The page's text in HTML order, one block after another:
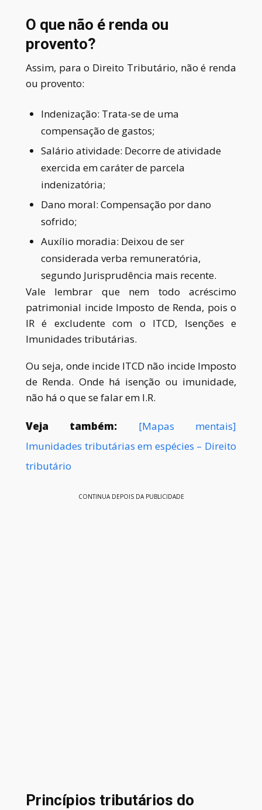
O que não é renda ou
provento?
Assim, para o Direito Tributário, não é renda
ou provento:
Indenização: Trata-se de uma
compensação de gastos;
Salário atividade: Decorre de atividade
exercida em caráter de parcela
indenizatória;
Dano moral: Compensação por dano
sofrido;
Auxílio moradia: Deixou de ser
considerada verba remuneratória,
segundo Jurisprudência mais recente.
Vale lembrar que nem todo acréscimo
patrimonial incide Imposto de Renda, pois o
IR é excludente com o ITCD, Isenções e
Imunidades tributárias.
Ou seja, onde incide ITCD não incide Imposto
de Renda. Ondehá isenção ou imunidade,
não há o que se falar em I.R.
Veja também:
[Mapas mentais]
Imunidades tributárias em espécies – Direito
tributário
CONTINUA DEPOIS DA PUBLICIDADE
Princípios tributários do